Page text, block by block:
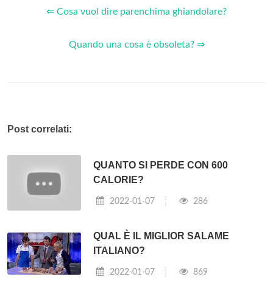
⇐ Cosa vuol dire parenchima ghiandolare?
Quando una cosa è obsoleta? ⇒
Post correlati:
QUANTO SI PERDE CON 600
CALORIE?
2022-01-07 286
QUAL È IL MIGLIOR SALAME
ITALIANO?
2022-01-07 869